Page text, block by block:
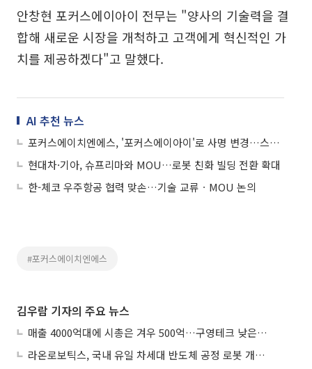
안창현 포커스에이아이 전무는 "양사의 기술력을 결
합해 새로운 시장을 개척하고 고객에게 혁신적인 가
치를 제공하겠다"고 말했다.
AI 추천 뉴스
포커스에이치엔에스, '포커스에이아이'로 사명 변경…스마트 상거래 사업 진출
현대차·기아, 슈프리마와 MOU…로봇 친화 빌딩 전환 확대
한-체코 우주항공 협력 맞손…기술 교류ㆍMOU 논의
#포커스에이치엔에스
김우람 기자의 주요 뉴스
매출 4000억대에 시총은 겨우 500억…구영테크 낮은 몸값에 저가 승계 마무리
라온로보틱스, 국내 유일 차세대 반도체 공정 로봇 개발 ‘고객사 테스트 진행’